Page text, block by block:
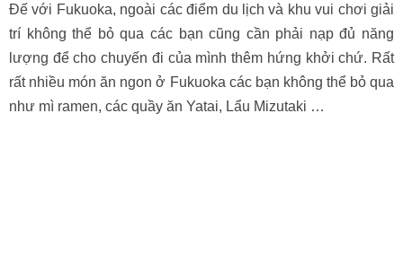
Đế với Fukuoka, ngoài các điểm du lịch và khu vui chơi giải
trí không thể bỏ qua các bạn cũng cần phải nạp đủ năng
lượng để cho chuyến đi của mình thêm hứng khởi chứ. Rất
rất nhiều món ăn ngon ở Fukuoka các bạn không thể bỏ qua
như mì ramen, các quầy ăn Yatai, Lẩu Mizutaki …